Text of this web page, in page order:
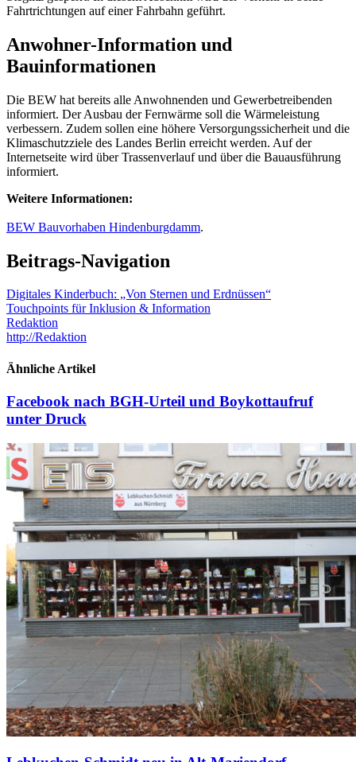
Fahrtrichtungen auf einer Fahrbahn geführt.
Anwohner-Information und
Bauinformationen
Die BEW hat bereits alle Anwohnenden und Gewerbetreibenden
informiert. Der Ausbau der Fernwärme soll die Wärmeleistung
verbessern. Zudem sollen eine höhere Versorgungssicherheit und die
Klimaschutzziele des Landes Berlin erreicht werden. Auf der
Internetseite wird über Trassenverlauf und über die Bauausführung
informiert.
Weitere Informationen:
BEW Bauvorhaben Hindenburgdamm.
Beitrags-Navigation
Digitales Kinderbuch: „Von Sternen und Erdnüssen“
Touchpoints für Inklusion & Information
Redaktion
http://Redaktion
Ähnliche Artikel
Facebook nach BGH-Urteil und Boykottaufruf
unter Druck